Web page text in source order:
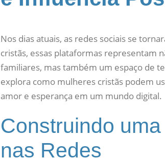
Nos dias atuais, as redes sociais se
cristãs, essas plataformas representam
familiares, mas também um espaço de
explora como mulheres cristãs podem
amor e esperança em um mundo digital.
Construindo
nas Redes